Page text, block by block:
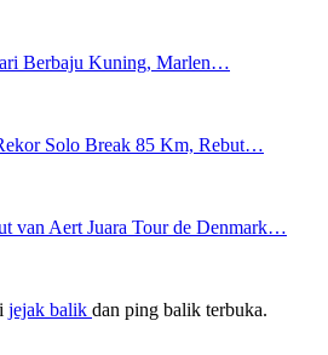
Berbaju Kuning, Marlen…
Solo Break 85 Km, Rebut…
van Aert Juara Tour de Denmark…
jejak balik dan ping balik terbuka.